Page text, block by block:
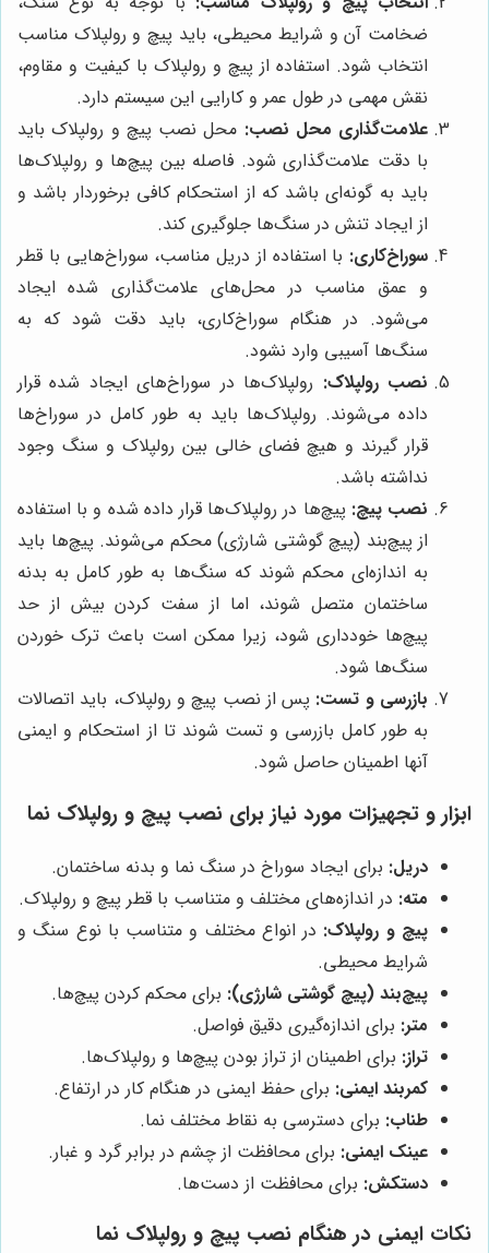
ضخامت آن و شرایط محیطی، باید پیچ و رولپلاک مناسب
انتخاب شود. استفاده از پیچ و رولپلاک با کیفیت و مقاوم،
نقش مهمی در طول عمر و کارایی این سیستم دارد.
علامت‌گذاری محل نصب: محل نصب پیچ و رولپلاک باید
با دقت علامت‌گذاری شود. فاصله بین پیچ‌ها و رولپلاک‌ها
باید به گونه‌ای باشد که از استحکام کافی برخوردار باشد و
از ایجاد تنش در سنگ‌ها جلوگیری کند.
سوراخ‌کاری: با استفاده از دریل مناسب، سوراخ‌هایی با قطر
و عمق مناسب در محل‌های علامت‌گذاری شده ایجاد
می‌شود. در هنگام سوراخ‌کاری، باید دقت شود که به
سنگ‌ها آسیبی وارد نشود.
نصب رولپلاک: رولپلاک‌ها در سوراخ‌های ایجاد شده قرار
داده می‌شوند. رولپلاک‌ها باید به طور کامل در سوراخ‌ها
قرار گیرند و هیچ فضای خالی بین رولپلاک و سنگ وجود
نداشته باشد.
نصب پیچ: پیچ‌ها در رولپلاک‌ها قرار داده شده و با استفاده
از پیچ‌بند (پیچ گوشتی شارژی) محکم می‌شوند. پیچ‌ها باید
به اندازه‌ای محکم شوند که سنگ‌ها به طور کامل به بدنه
ساختمان متصل شوند، اما از سفت کردن بیش از حد
پیچ‌ها خودداری شود، زیرا ممکن است باعث ترک خوردن
سنگ‌ها شود.
بازرسی و تست: پس از نصب پیچ و رولپلاک، باید اتصالات
به طور کامل بازرسی و تست شوند تا از استحکام و ایمنی
آنها اطمینان حاصل شود.
ابزار و تجهیزات مورد نیاز برای نصب پیچ و رولپلاک نما
دریل: برای ایجاد سوراخ در سنگ نما و بدنه ساختمان.
مته: در اندازه‌های مختلف و متناسب با قطر پیچ و رولپلاک.
پیچ و رولپلاک: در انواع مختلف و متناسب با نوع سنگ و
شرایط محیطی.
پیچ‌بند (پیچ گوشتی شارژی): برای محکم کردن پیچ‌ها.
متر: برای اندازه‌گیری دقیق فواصل.
تراز: برای اطمینان از تراز بودن پیچ‌ها و رولپلاک‌ها.
کمربند ایمنی: برای حفظ ایمنی در هنگام کار در ارتفاع.
طناب: برای دسترسی به نقاط مختلف نما.
عینک ایمنی: برای محافظت از چشم در برابر گرد و غبار.
دستکش: برای محافظت از دست‌ها.
نکات ایمنی در هنگام نصب پیچ و رولپلاک نما